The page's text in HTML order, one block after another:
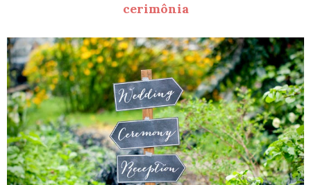
cerimônia